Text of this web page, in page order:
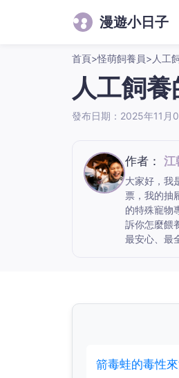
漫遊小日子
首頁>怪萌飼養員> 人工
人工飼
發布日期：2025年11月
作者： 江
大家好，我
票，我的抽
的特殊寵物
訴你怎麼餵
最安心、最
箭毒蛙的毒性